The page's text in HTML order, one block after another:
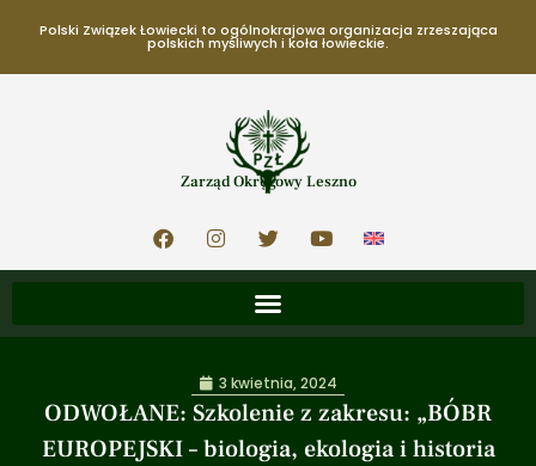
Polski Związek Łowiecki to ogólnokrajowa organizacja zrzeszająca
polskich myśliwych i koła łowieckie.
Zarząd Okręgowy Leszno
ODWOŁANE: Szkolenie z zakresu: „BÓBR
EUROPEJSKI – biologia, ekologia i historia
3 kwietnia, 2024